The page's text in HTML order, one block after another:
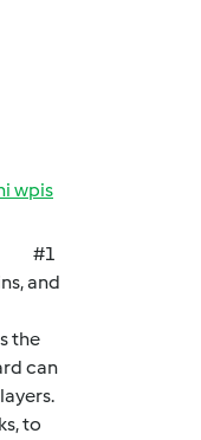
wpis
#1
and
the
can
to